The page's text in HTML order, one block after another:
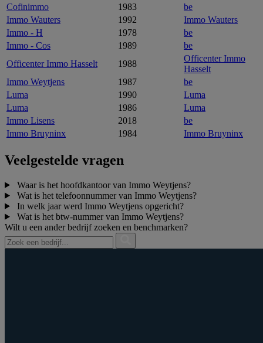
Cofinimmo
1983
be
Immo Wauters
1992
Immo Wauters
Immo - H
1978
be
Immo - Cos
1989
be
Officenter Immo Hasselt
1988
Officenter Immo
Hasselt
Immo Weytjens
1987
be
Luma
1990
Luma
Luma
1986
Luma
Immo Lisens
2018
be
Immo Bruyninx
1984 Immo Bruyninx
Veelgestelde vragen
Waar is het hoofdkantoor van Immo Weytjens?
Wat is het telefoonnummer van Immo Weytjens?
In welk jaar werd Immo Weytjens opgericht?
Wat is het btw‑nummer van Immo Weytjens?
Wilt u een ander bedrijf zoeken en benchmarken?